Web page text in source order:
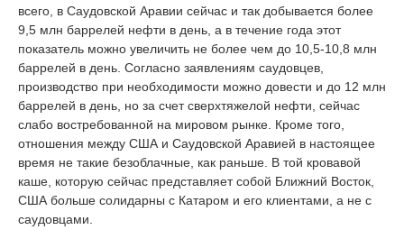
всего, в Саудовской Аравии сейчас и так добывается более
9,5 млн баррелей нефти в день, а в течение года этот
показатель можно увеличить не более чем до 10,5-10,8 млн
баррелей в день. Согласно заявлениям саудовцев,
производство при необходимости можно довести и до 12 млн
баррелей в день, но за счет сверхтяжелой нефти, сейчас
слабо востребованной на мировом рынке. Кроме того,
отношения между США и Саудовской Аравией в настоящее
время не такие безоблачные, как раньше. В той кровавой
каше, которую сейчас представляет собой Ближний Восток,
США больше солидарны с Катаром и его клиентами, а не с
саудовцами.